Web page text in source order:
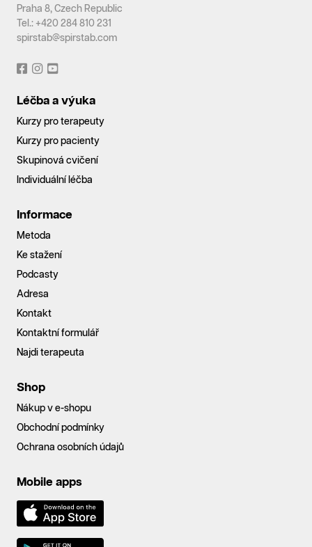
Praha 8, Czech Republic
Tel.: +420 284 810 231
spirstab@spirstab.com
Léčba a výuka
Kurzy pro terapeuty
Kurzy pro pacienty
Skupinová cvičení
Individuální léčba
Informace
Metoda
Ke stažení
Podcasty
Adresa
Kontakt
Kontaktní formulář
Najdi terapeuta
Shop
Nákup v e-shopu
Obchodní podmínky
Ochrana osobních údajů
Mobile apps